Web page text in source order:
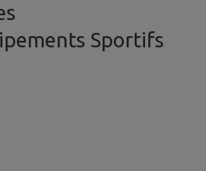
Sportifs